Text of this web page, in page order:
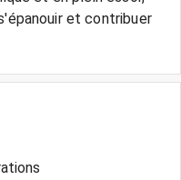
et contribuer